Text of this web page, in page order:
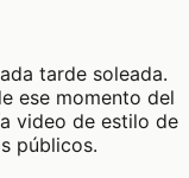
tarde soleada.
ese momento del
video de estilo de
públicos.